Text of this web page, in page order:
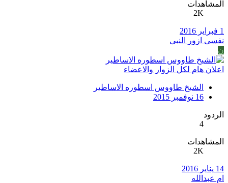
المشاهدات
2K
1 فبراير 2016
نفسى ازور النبى
ن
اعلان هام لكل الزوار والاعضاء
الشيخ طاووس اسطوره الاساطير
16 نوفمبر 2015
الردود
4
المشاهدات
2K
14 يناير 2016
ام عبدالله